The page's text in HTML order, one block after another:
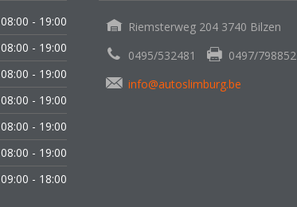
08:00 - 19:00
08:00 - 19:00
08:00 - 19:00
08:00 - 19:00
08:00 - 19:00
08:00 - 19:00
09:00 - 18:00
Riemsterweg 204 3740 Bilzen
0495/532481
0497/798852
info@autoslimburg.be